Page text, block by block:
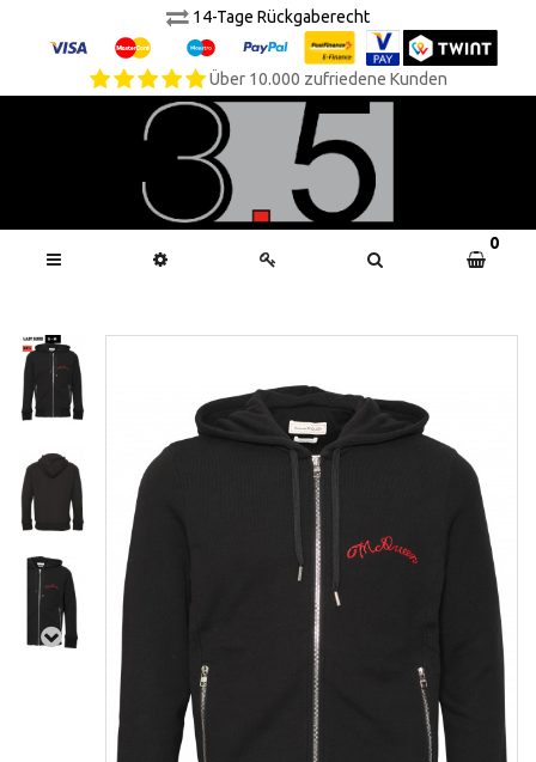
14-Tage Rückgaberecht
Über 10.000 zufriedene Kunden
0